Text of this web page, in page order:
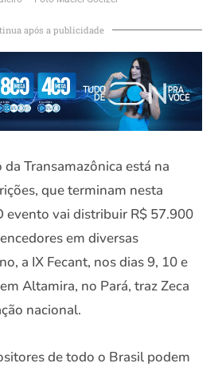
após a publicidade
da Transamazônica está na
que terminam nesta
evento vai distribuir R$ 57.900
em diversas
a IX Fecant, nos dias 9, 10 e
Altamira, no Pará, traz Zeca
nacional.
de todo o Brasil podem